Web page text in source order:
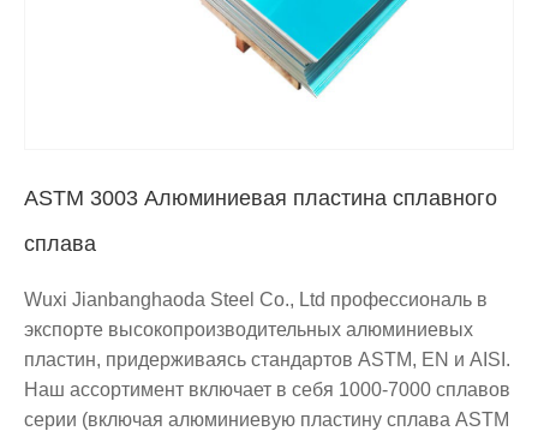
ASTM 3003 Алюминиевая пластина сплавного
сплава
Wuxi Jianbanghaoda Steel Co., Ltd профессиональ в
экспорте высокопроизводительных алюминиевых
пластин, придерживаясь стандартов ASTM, EN и AISI.
Наш ассортимент включает в себя 1000-7000 сплавов
серии (включая алюминиевую пластину сплава ASTM